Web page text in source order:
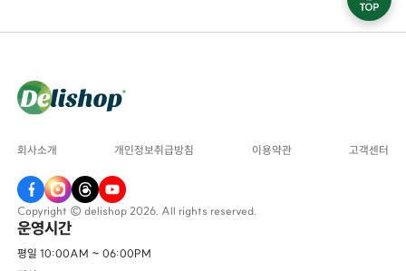
회사소개 개인정보취급방침 이용약관 고객센터
Copyright © delishop 2026. All rights reserved.
운영시간
평일 10:00AM ~ 06:00PM